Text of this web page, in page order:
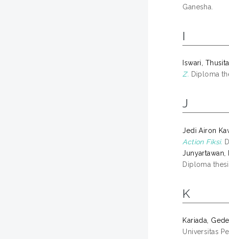
Ganesha.
I
Iswari, Thusita
Z. Diploma
J
Jedi Airon
Action Fiksi.
Junyartawan,
Diploma
K
Kariada,
Universitas